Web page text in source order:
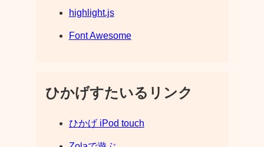
highlight.js
Font Awesome
ひかげすたいるリンク
ひかげ iPod touch